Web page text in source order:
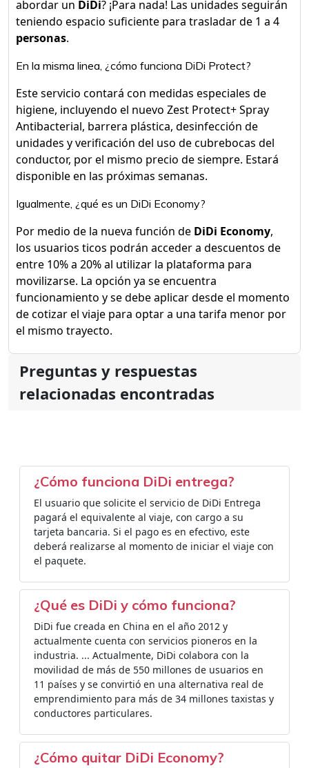
abordar un DiDi? ¡Para nada! Las unidades seguirán
teniendo espacio suficiente para trasladar de 1 a 4
personas.
En la misma linea, ¿cómo funciona DiDi Protect?
Este servicio contará con medidas especiales de
higiene, incluyendo el nuevo Zest Protect+ Spray
Antibacterial, barrera plástica, desinfección de
unidades y verificación del uso de cubrebocas del
conductor, por el mismo precio de siempre. Estará
disponible en las próximas semanas.
Igualmente, ¿qué es un DiDi Economy?
Por medio de la nueva función de DiDi Economy,
los usuarios ticos podrán acceder a descuentos de
entre 10% a 20% al utilizar la plataforma para
movilizarse. La opción ya se encuentra
funcionamiento y se debe aplicar desde el momento
de cotizar el viaje para optar a una tarifa menor por
el mismo trayecto.
Preguntas y respuestas
relacionadas encontradas
¿Cómo funciona DiDi entrega?
El usuario que solicite el servicio de DiDi Entrega
pagará el equivalente al viaje, con cargo a su
tarjeta bancaria. Si el pago es en efectivo, este
deberá realizarse al momento de iniciar el viaje con
el paquete.
¿Qué es DiDi y cómo funciona?
DiDi fue creada en China en el año 2012 y
actualmente cuenta con servicios pioneros en la
industria. ... Actualmente, DiDi colabora con la
movilidad de más de 550 millones de usuarios en
11 países y se convirtió en una alternativa real de
emprendimiento para más de 34 millones taxistas y
conductores particulares.
¿Cómo quitar DiDi Economy?